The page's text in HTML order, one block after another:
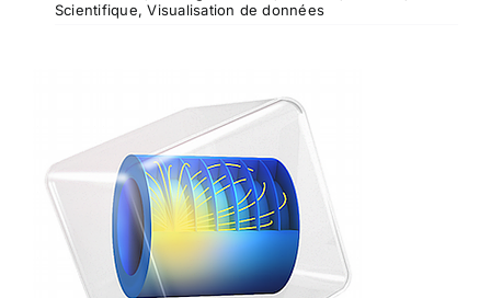
Scientifique,Visualisation de données
COMSOL Multiphysics